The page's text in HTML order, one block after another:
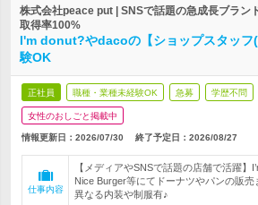
株式会社peace put | SNSで話題の急成長ブラン
取得率100%
I'm donut?やdacoの【ショップスタッ
験OK
正社員 職種・業種未経験OK 急募 学歴不問
女性のおしごと掲載中
情報更新日：2026/07/30 終了予定日： 2026/08/27
仕事内容
【メディアやSNSで話題の店舗で活躍】
Nice Burger等にてドーナツやパンの販
異なる内装や制服有♪